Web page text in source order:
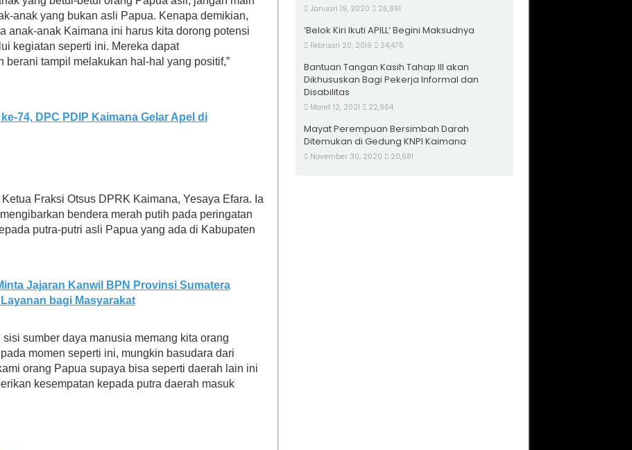
anak yang bukan asli Papua. Kenapa demikian,
anak-anak Kaimana ini harus kita dorong potensi
kegiatan seperti ini. Mereka dapat
berani tampil melakukan hal-hal yang positif,”
74, DPC PDIP Kaimana Gelar Apel di
Fraksi Otsus DPRK Kaimana, Yesaya Efara. Ia
bendera merah putih pada peringatan
putra-putri asli Papua yang ada di Kabupaten
Jajaran Kanwil BPN Provinsi Sumatera
bagi Masyarakat
sumber daya manusia memang kita orang
momen seperti ini, mungkin basudara dari
orang Papua supaya bisa seperti daerah lain ini
kesempatan kepada putra daerah masuk
Januari 19, 2020 26,891
‘Belok Kiri Ikuti APILL’ Begini Maksudnya
Februari 20, 2019 24,475
Bantuan Tangan Kasih Tahap III akan
Dikhususkan Bagi Pekerja Informal dan
Disabilitas
Maret 12, 2021 22,964
Mayat Perempuan Bersimbah Darah
Ditemukan di Gedung KNPI Kaimana
November 30, 2020 20,681